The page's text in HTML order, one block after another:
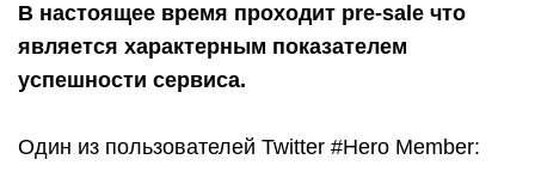
В настоящее время проходит pre-sale что
является характерным показателем
успешности сервиса.
Один из пользователей Twitter #Hero Member: